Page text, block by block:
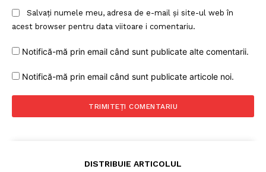
Salvați numele meu, adresa de e-mail și site-ul web în
acest browser pentru data viitoare i comentariu.
Notifică-mă prin email când sunt publicate alte comentarii.
Notifică-mă prin email când sunt publicate articole noi.
DISTRIBUIE ARTICOLUL